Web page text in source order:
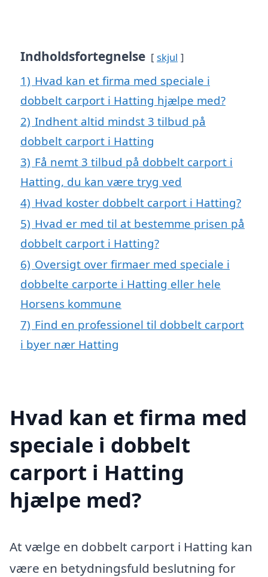
Indholdsfortegnelse skjul
1) Hvad kan et firma med speciale i
dobbelt carport i Hatting hjælpe med?
2) Indhent altid mindst 3 tilbud på
dobbelt carport i Hatting
3) Få nemt 3 tilbud på dobbelt carport i
Hatting, du kan være tryg ved
4) Hvad koster dobbelt carport i Hatting?
5) Hvad er med til at bestemme prisen på
dobbelt carport i Hatting?
6) Oversigt over firmaer med speciale i
dobbelte carporte i Hatting eller hele
Horsens kommune
7) Find en professionel til dobbelt carport
i byer nær Hatting
Hvad kan et firma med
speciale i dobbelt
carport i Hatting
hjælpe med?
At vælge en dobbelt carport i Hatting kan
være en betydningsfuld beslutning for